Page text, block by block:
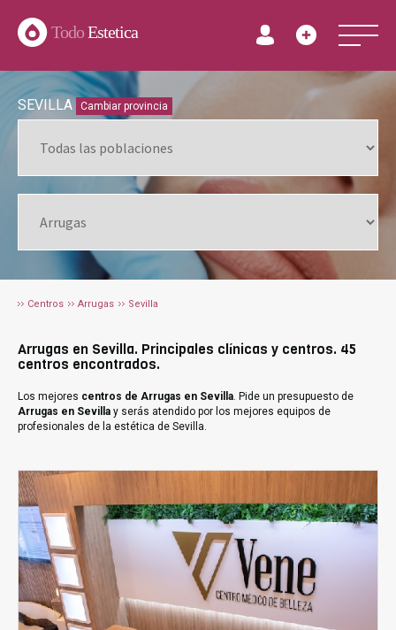
TodoEstetica
SEVILLA Cambiar provincia
Centros Arrugas Sevilla
Arrugas en Sevilla. Principales clínicas y centros. 45
centros encontrados.
Los mejores centros de Arrugas en Sevilla. Pide un presupuesto de
Arrugas en Sevilla y serás atendido por los mejores equipos de
profesionales de la estética de Sevilla.